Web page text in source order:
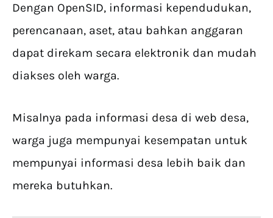
Dengan OpenSID, informasi kependudukan,
perencanaan, aset, atau bahkan anggaran
dapat direkam secara elektronik dan mudah
diakses oleh warga.
Misalnya pada informasi desa di web desa,
warga juga mempunyai kesempatan untuk
mempunyai informasi desa lebih baik dan
mereka butuhkan.